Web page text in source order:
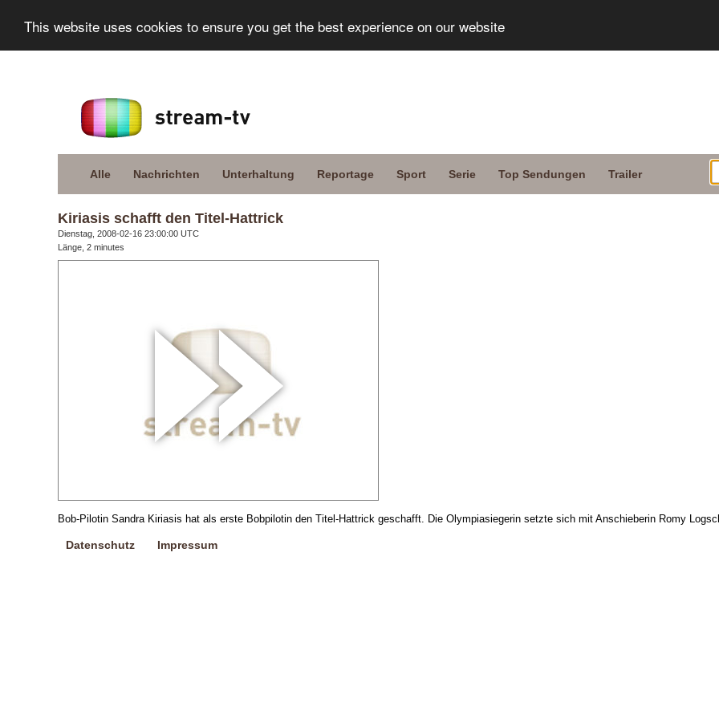
This website uses cookies to ensure you get the best experience on our website
Alle Nachrichten Unterhaltung Reportage Sport Serie Top Sendungen Trailer
Kiriasis schafft den Titel-Hattrick
Dienstag, 2008-02-16 23:00:00 UTC
Länge, 2 minutes
Bob-Pilotin Sandra Kiriasis hat als erste Bobpilotin den Titel-Hattrick geschafft. Die Olympiasiegerin setzte sich mit Anschieberin Romy
Datenschutz Impressum